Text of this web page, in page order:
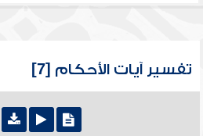
تفسير آيات الأحكام [7]